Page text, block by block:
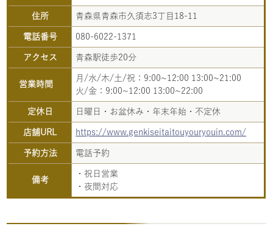
住所 青森県青森市久須志3丁目18-11
電話番号 080-6022-1371
アクセス 青森駅徒歩20分
営業時間
月/水/木/土/祝：9:00~12:00 13:00~21:00
火/金：9:00~12:00 13:00~22:00
定休日 日曜日・お盆休み・年末年始・不定休
店舗URL https://www.genkiseitaitouyouryouin.com/
予約方法 電話予約
備考
・祝日営業
・夜間対応